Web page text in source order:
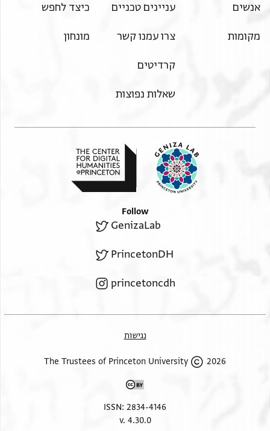
אנשים
מקומות
עניינים טכניים
צרו עמנו קשר
קרדיטים
שאלות נפוצות
כיצד לחפש
מונחון
Follow
GenizaLab
PrincetonDH
princetoncdh
נגישות
2026 The Trustees of Princeton University
ISSN: 2834-4146
v. 4.30.0